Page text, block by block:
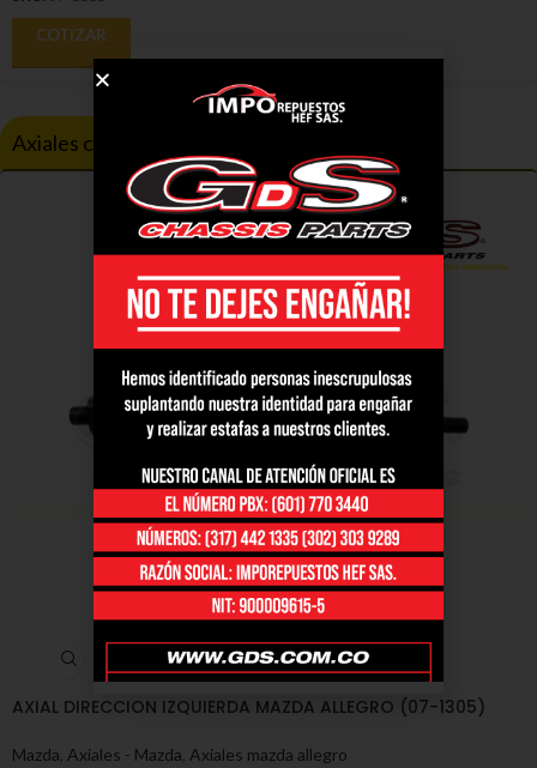
COTIZAR
Axiales compatibles con Allegro
AXIAL DIRECCION IZQUIERDA MAZDA ALLEGRO (07-1305)
Mazda Axiales - Mazda Axiales mazda allegro